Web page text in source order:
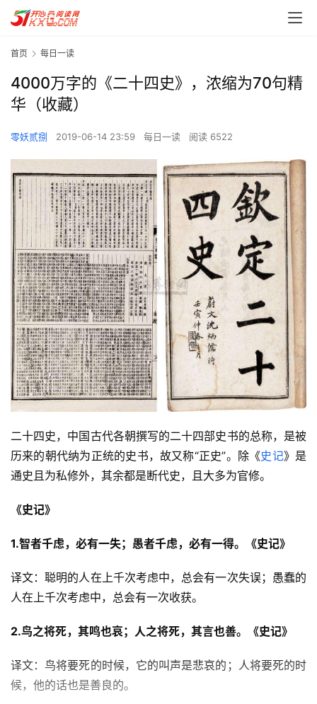
首页 每日一读
4000万字的《二十四史》，浓缩为70句精
华（收藏）
零妖贰捌 2019-06-14 23:59 每日一读 阅读 6522
二十四史，中国古代各朝撰写的二十四部史书的总称，是被
历来的朝代纳为正统的史书，故又称“正史”。除《史记》是
通史且为私修外，其余都是断代史，且大多为官修。
《史记》
1.智者千虑，必有一失；愚者千虑，必有一得。《史记》
译文：聪明的人在上千次考虑中，总会有一次失误；愚蠢的
人在上千次考虑中，总会有一次收获。
2.鸟之将死，其鸣也哀；人之将死，其言也善。《史记》
译文：鸟将要死的时候，它的叫声是悲哀的；人将要死的时
候，他的话也是善良的。